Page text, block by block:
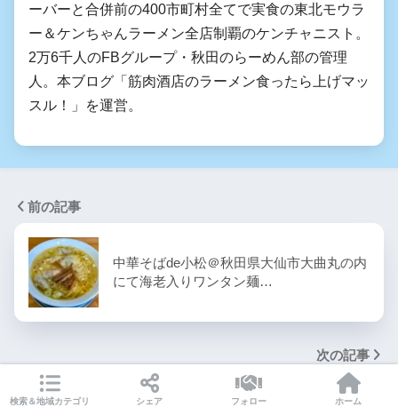
ーバーと合併前の400市町村全てで実食の東北モウラ
ー＆ケンちゃんラーメン全店制覇のケンチャニスト。
2万6千人のFBグループ・秋田のらーめん部の管理
人。本ブログ「筋肉酒店のラーメン食ったら上げマッ
スル！」を運営。
前の記事
中華そばde小松＠秋田県大仙市大曲丸の内
にて海老入りワンタン麺…
次の記事
検索＆地域カテゴリ シェア フォロー ホーム